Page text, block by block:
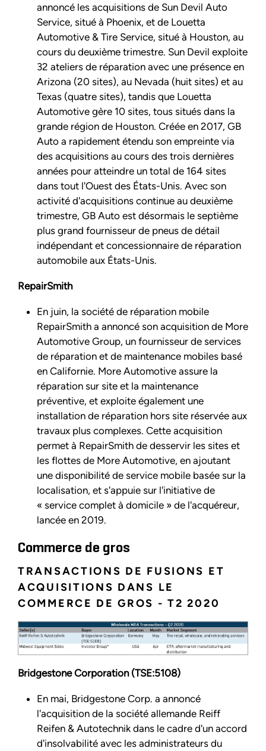
annoncé les acquisitions de Sun Devil Auto
Service, situé à Phoenix, et de Louetta
Automotive & Tire Service, situé à Houston, au
cours du deuxième trimestre. Sun Devil exploite
32 ateliers de réparation avec une présence en
Arizona (20 sites), au Nevada (huit sites) et au
Texas (quatre sites), tandis que Louetta
Automotive gère 10 sites, tous situés dans la
grande région de Houston. Créée en 2017, GB
Auto a rapidement étendu son empreinte via
des acquisitions au cours des trois dernières
années pour atteindre un total de 164 sites
dans tout l'Ouest des États-Unis. Avec son
activité d'acquisitions continue au deuxième
trimestre, GB Auto est désormais le septième
plus grand fournisseur de pneus de détail
indépendant et concessionnaire de réparation
automobile aux États-Unis.
RepairSmith
En juin, la société de réparation mobile
RepairSmith a annoncé son acquisition de More
Automotive Group, un fournisseur de services
de réparation et de maintenance mobiles basé
en Californie. More Automotive assure la
réparation sur site et la maintenance
préventive, et exploite également une
installation de réparation hors site réservée aux
travaux plus complexes. Cette acquisition
permet à RepairSmith de desservir les sites et
les flottes de More Automotive, en ajoutant
une disponibilité de service mobile basée sur la
localisation, et s'appuie sur l'initiative de
« service complet à domicile » de l'acquéreur,
lancée en 2019.
Commerce de gros
TRANSACTIONS DE FUSIONS ET
ACQUISITIONS DANS LE
COMMERCE DE GROS - T2 2020
Bridgestone Corporation (TSE:5108)
En mai, Bridgestone Corp. a annoncé
l'acquisition de la société allemande Reiff
Reifen & Autotechnik dans le cadre d'un accord
d'insolvabilité avec les administrateurs du